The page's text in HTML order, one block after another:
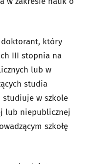
który
III stopnia na
lub w
studia
studiuje w szkole
lub niepublicznej
szkołę